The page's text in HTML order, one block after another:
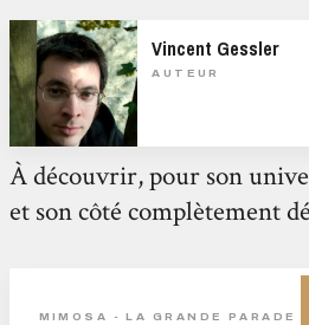
Vincent Gessler
AUTEUR
À découvrir, pour son
et son côté complètement
MIMOSA - LA GRANDE PARADE